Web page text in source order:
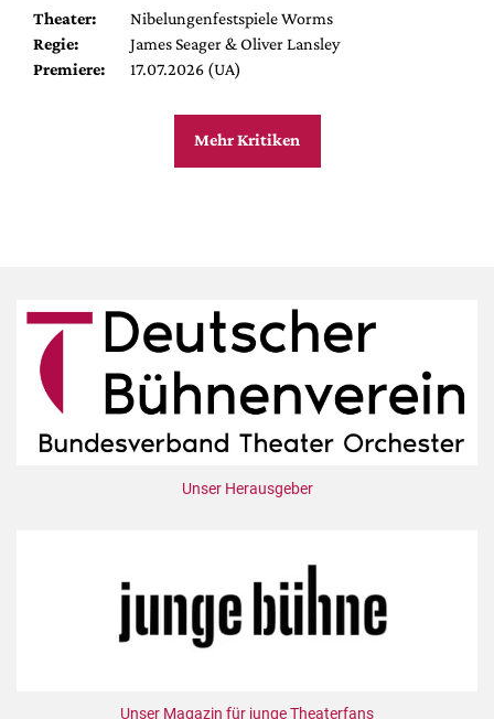
Theater:
Nibelungenfestspiele Worms
Regie:
James Seager & Oliver Lansley
Premiere:
17.07.2026 (UA)
Mehr Kritiken
Unser Herausgeber
Unser Magazin für junge Theaterfans